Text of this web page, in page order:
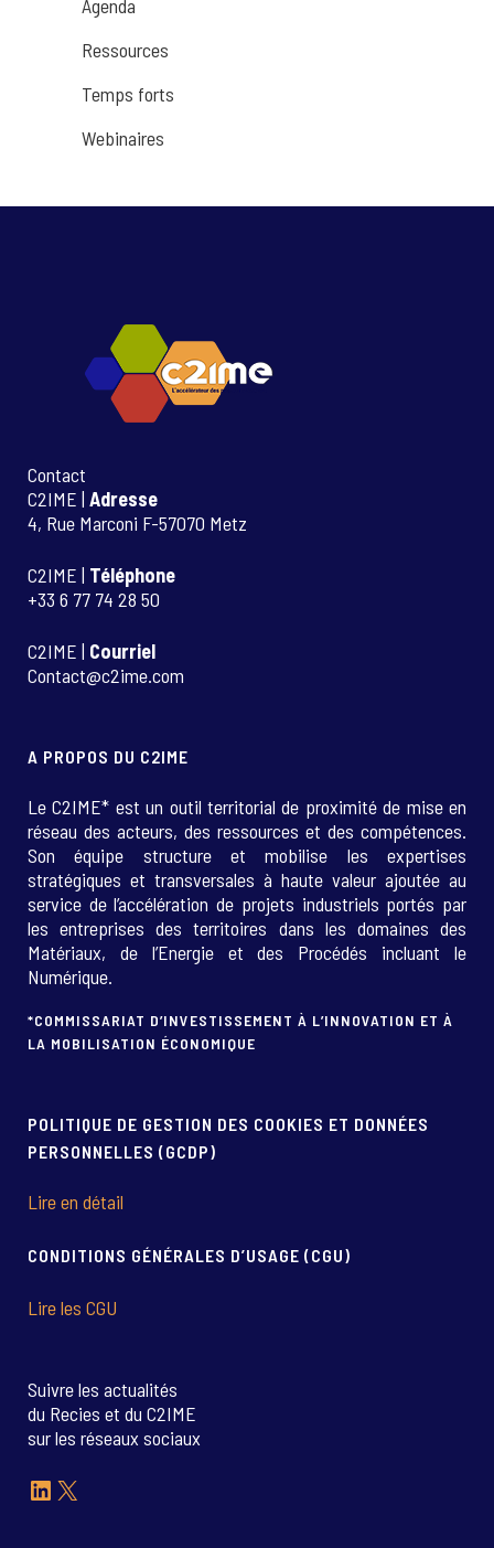
Agenda
Ressources
Temps forts
Webinaires
Contact
C2IME | Adresse
4, Rue Marconi F-57070 Metz
C2IME | Téléphone
+33 6 77 74 28 50
C2IME | Courriel
Contact@c2ime.com
A PROPOS DU C2IME
Le C2IME* est un outil territorial de proximité de mise en
réseau des acteurs, des ressources et des compétences.
Son équipe structure et mobilise les expertises
stratégiques et transversales à haute valeur ajoutée au
service de l’accélération de projets industriels portés par
les entreprises des territoires dans les domaines des
Matériaux, de l’Energie et des Procédés incluant le
Numérique.
*COMMISSARIAT D’INVESTISSEMENT À L’INNOVATION ET À
LA MOBILISATION ÉCONOMIQUE
POLITIQUE DE GESTION DES COOKIES ET DONNÉES
PERSONNELLES (GCDP)
Lire en détail
CONDITIONS GÉNÉRALES D’USAGE (CGU)
Lire les CGU
Suivre les actualités
du Recies et du C2IME
sur les réseaux sociaux
LinkedIn
X